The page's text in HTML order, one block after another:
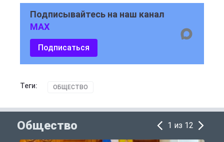
Подписывайтесь на наш канал
MAX
Подписаться
Теги: ОБЩЕСТВО
Общество 1 из 12